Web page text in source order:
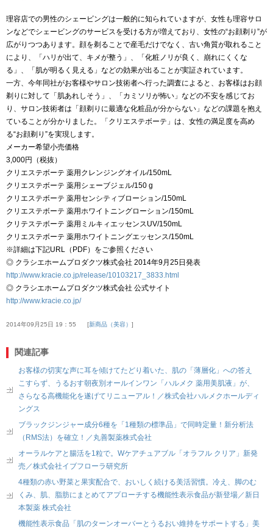
理容店での男性のシェービングは一般的に知られていますが、女性も理容サロ
ンなどでシェービングのサービスを受ける方が増えており、女性の“お顔剃り”が
広がりつつあります。顔を剃ることで産毛だけでなく、古い角質が取れること
により、「ハリが出て、キメが整う」、「化粧ノリが良く、崩れにくくな
る」、「肌が明るく見える」などの効果が出ることが実証されています。
一方、今年同社がお客様やサロン技術者へ行った調査によると、お客様はお顔
剃りに対して「肌あれしそう」、「カミソリが怖い」などの不安を感じてお
り、サロン技術者は「顔剃りに最適な化粧品が分からない」などの課題を抱え
ていることが分かりました。「クリエステボーテ」は、女性の満足度を高め
る“お顔剃り”を実現します。
メーカー希望小売価格
3,000円（税抜）
クリエステボーテ 薬用クレンジングオイル/150mL
クリエステボーテ 薬用シェーブジェル/150 g
クリエステボーテ 薬用センシティブローション/150mL
クリエステボーテ 薬用ホワイトニングローション/150mL
クリテステボーテ 薬用ミルキィエッセンスUV/150mL
クリエステボーテ 薬用ホワイトニングエッセンス/150mL
※詳細は下記URL（PDF）をご参照ください
◎ クラシエホームプロダクツ株式会社 2014年9月25日発表
http://www.kracie.co.jp/release/10103217_3833.html
◎ クラシエホームプロダクツ株式会社 公式サイト
http://www.kracie.co.jp/
2014年09月25日 19：55 新商品（美容）
関連記事
お客様の切実な声に耳を傾けてたどり着いた、肌の「薄層化」への答え
こすらず、うるおす朝夜別オールインワン「ハルメク 薬用美肌液」が、
さらなる高機能化を遂げてリニューアル！／株式会社ハルメクホールディ
ングス
ブラックジンジャー成分6種を「1種類の標準品」で同時定量！新分析法
（RMS法）を確立！／丸善製薬株式会社
オーラルケアと腸活を1粒で。Wケアチュアブル「オラフル クリア」新発
売／株式会社イブフローラ研究所
4種類の赤い野菜と果実配合で、おいしく続ける美活習慣。冷え、脚のむ
くみ、肌、脂肪にまとめてアプローチする機能性表示食品が新登場／新日
本製薬 株式会社
機能性表示食品「肌のターンオーバーとうるおい維持をサポートする」美